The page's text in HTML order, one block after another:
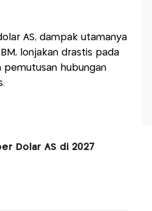
AS, dampak utamanya
lonjakan drastis pada
pemutusan hubungan
Dolar AS di 2027